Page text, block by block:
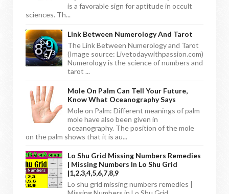
is a favorable sign for aptitude in occult
sciences. Th...
Link Between Numerology And Tarot
The Link Between Numerology and Tarot
(Image source: Livetodaywithpassion.com)
Numerology is the science of numbers and
tarot ...
Mole On Palm Can Tell Your Future,
Know What Oceanography Says
Mole on Palm: Different meanings of palm
mole have also been given in
oceanography. The position of the mole
on the palm shows that it is au...
Lo Shu Grid Missing Numbers Remedies
| Missing Numbers In Lo Shu Grid
|1,2,3,4,5,6,7,8,9
Lo shu grid missing numbers remedies |